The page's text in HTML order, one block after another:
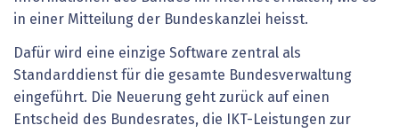
in einer Mitteilung der Bundeskanzlei heisst.
Dafür wird eine einzige Software zentral als
Standarddienst für die gesamte Bundesverwaltung
eingeführt. Die Neuerung geht zurück auf einen
Entscheid des Bundesrates, die IKT-Leistungen zur